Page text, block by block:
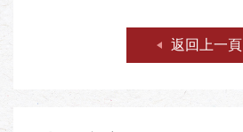
返回上一頁